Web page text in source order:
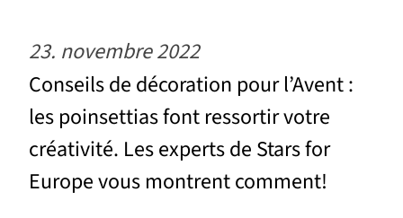
23. novembre 2022
Conseils de décoration pour l’Avent :
les poinsettias font ressortir votre
créativité. Les experts de Stars for
Europe vous montrent comment!